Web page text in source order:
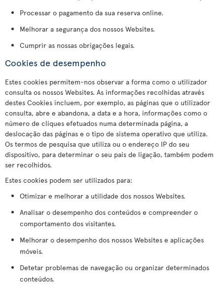
Processar o pagamento da sua reserva online.
Melhorar a segurança dos nossos Websites.
Cumprir as nossas obrigações legais.
Cookies de desempenho
Estes cookies permitem-nos observar a forma como o utilizador
consulta os nossos Websites. As informações recolhidas através
destes Cookies incluem, por exemplo, as páginas que o utilizador
consulta, abre e abandona, a data e a hora, informações como o
número de cliques efetuados numa determinada página, a
deslocação das páginas e o tipo de sistema operativo que utiliza.
Os termos de pesquisa que utiliza ou o endereço IP do seu
dispositivo, para determinar o seu país de ligação, também podem
ser recolhidos.
Estes cookies podem ser utilizados para:
Otimizar e melhorar a utilidade dos nossos Websites.
Analisar o desempenho dos conteúdos e compreender o
comportamento dos visitantes.
Melhorar o desempenho dos nossos Websites e aplicações
móveis.
Detetar problemas de navegação ou organizar determinados
conteúdos.